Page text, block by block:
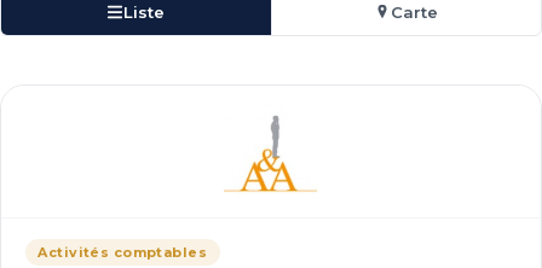
Liste Carte
Activités comptables